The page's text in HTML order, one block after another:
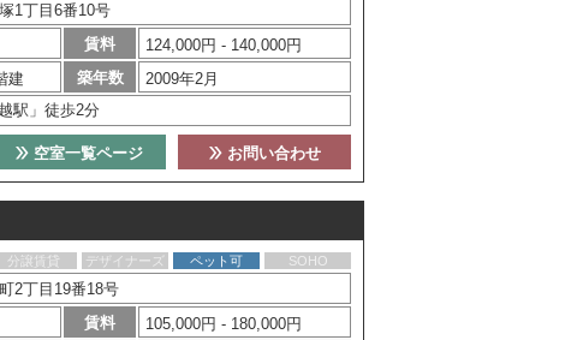
1丁目6番10号
賃料
124,000円 - 140,000円
建 築年数
2009年2月
駅」徒歩2分
お問い合わせ
空室一覧ページ
分譲賃貸 デザイナーズ ペット可 SOHO
2丁目19番18号
賃料
105,000円 - 180,000円